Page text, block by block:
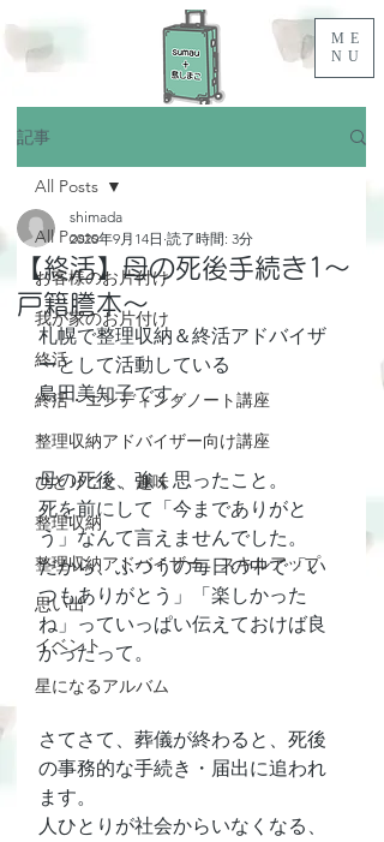
ME
NU
記事
All Posts
お客様のお片付け
我が家のお片付け
終活
終活・エンディングノート講座
整理収納アドバイザー向け講座
ひとりごと、趣味
整理収納
整理収納アドバイザー スキルアップ
思い出
イベント
星になるアルバム
All Posts
【終活】母の死後手続き1～
戸籍謄本～
shimada
2020年9月14日 読了時間: 3分
札幌で整理収納＆終活アドバイザ
ーとして活動している
島田美知子です。
母の死後、強く思ったこと。
死を前にして「今までありがと
う」なんて言えませんでした。
だから、ふつうの毎日の中で「い
つもありがとう」「楽しかった
ね」っていっぱい伝えておけば良
かったって。
さてさて、葬儀が終わると、死後
の事務的な手続き・届出に追われ
ます。
人ひとりが社会からいなくなる、